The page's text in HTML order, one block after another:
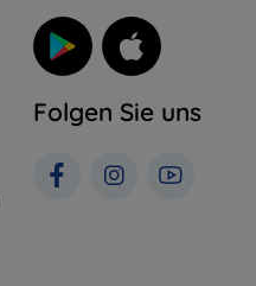
Folgen Sie uns